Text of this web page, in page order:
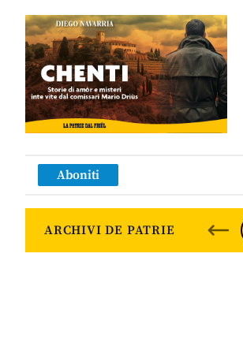
Aboniti
ARCHIVI DE PATRIE